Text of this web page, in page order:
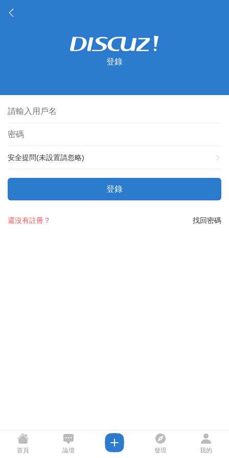
登錄
安全提問(未設置請忽略)
登錄
找回密碼
還沒有註冊？
首頁 論壇 發現 我的